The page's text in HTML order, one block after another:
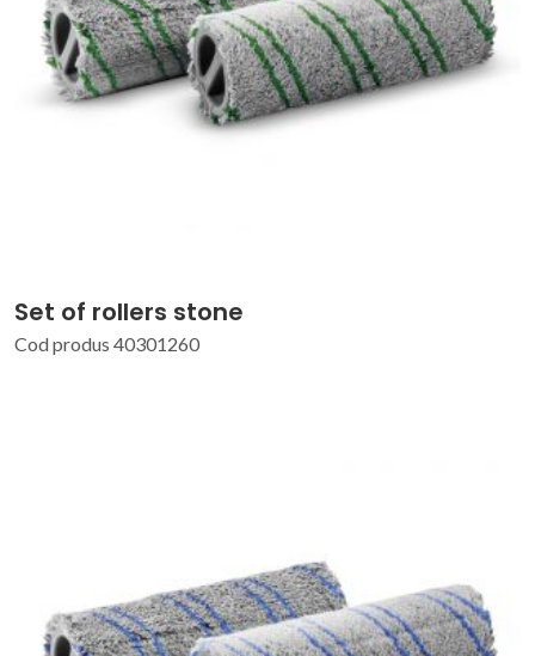
Set of rollers stone
Cod produs 40301260